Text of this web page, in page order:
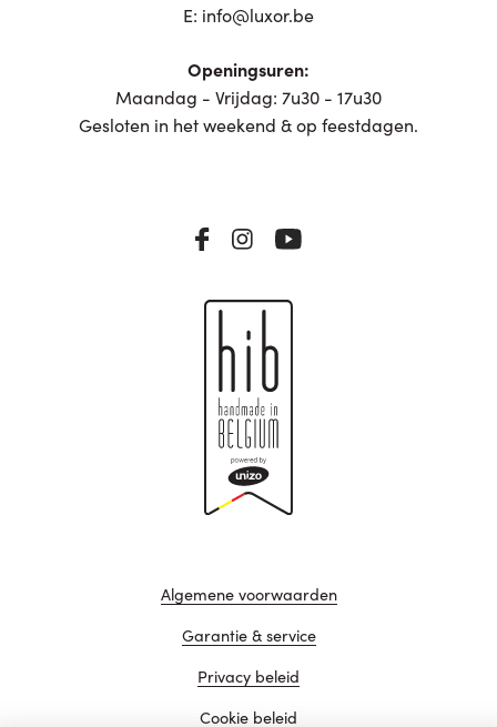
E: info@luxor.be
Openingsuren:
Maandag - Vrijdag: 7u30 - 17u30
Gesloten in het weekend & op feestdagen.
Algemene voorwaarden
Garantie & service
Privacy beleid
Cookie beleid